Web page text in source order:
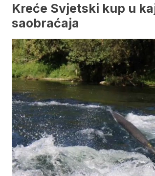
Kreće Svjetski kup u
saobraćaja